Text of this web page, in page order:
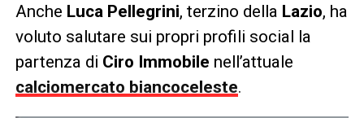
Anche Luca Pellegrini, terzino della Lazio, ha
voluto salutare sui propri profili social la
partenza di Ciro Immobile nell’attuale
calciomercato biancoceleste.